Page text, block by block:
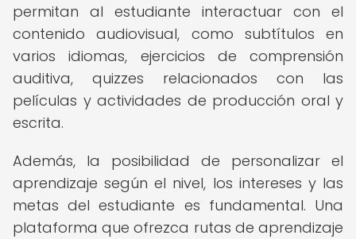
permitan al estudiante interactuar con el
contenido audiovisual, como subtítulos en
varios idiomas, ejercicios de comprensión
auditiva, quizzes relacionados con las
películas y actividades de producción oral y
escrita.
Además, la posibilidad de personalizar el
aprendizaje según el nivel, los intereses y las
metas del estudiante es fundamental. Una
plataforma que ofrezca rutas de aprendizaje